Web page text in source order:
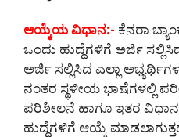
ಆಯ್ಕೆಯ ವಿಧಾನ:- ಕೆನರಾ
ಒಂದು ಹುದ್ದೆಗಳಿಗೆ ಅರ್ಜಿ
ಅರ್ಜಿ ಸಲ್ಲಿಸಿದ ಎಲ್ಲಾ
ನಂತರ ಸ್ಥಳೀಯ ಭಾಷೆಗಳಲ್ಲಿ
ಪರಿಶೀಲನೆ ಹಾಗೂ ಇತರ
ಹುದ್ದೆಗಳಿಗೆ ಆಯ್ಕೆ